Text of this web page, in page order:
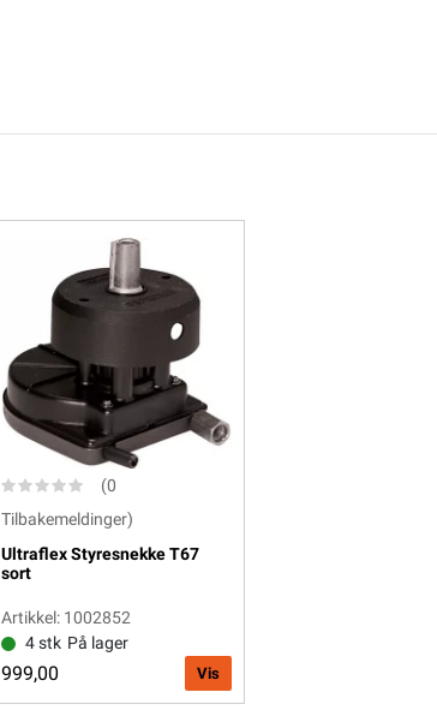
(0
Tilbakemeldinger)
Ultraflex Styresnekke T67
sort
Artikkel: 1002852
4 stk På lager
999,00 Vis